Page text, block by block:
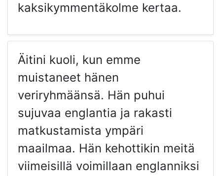
kaksikymmentäkolme kertaa.
Äitini kuoli, kun emme
muistaneet hänen
veriryhmäänsä. Hän puhui
sujuvaa englantia ja rakasti
matkustamista ympäri
maailmaa. Hän kehottikin meitä
viimeisillä voimillaan englanniksi